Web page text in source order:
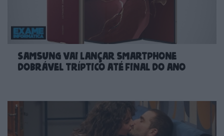
Samsung vai lançar smartphone
dobrável tríptico até final do ano